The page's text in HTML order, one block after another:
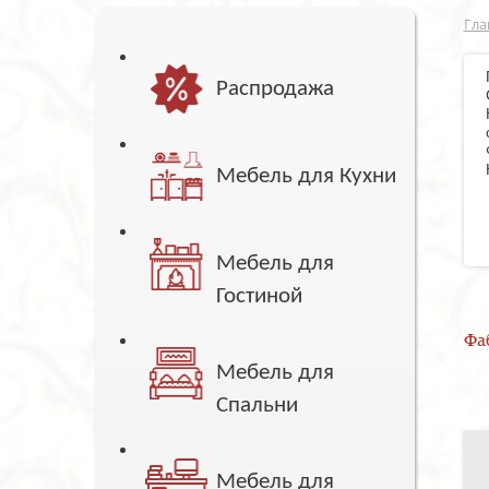
Распродажа
Мебель для Кухни
Мебель для
Гостиной
Мебель для
Спальни
Мебель для